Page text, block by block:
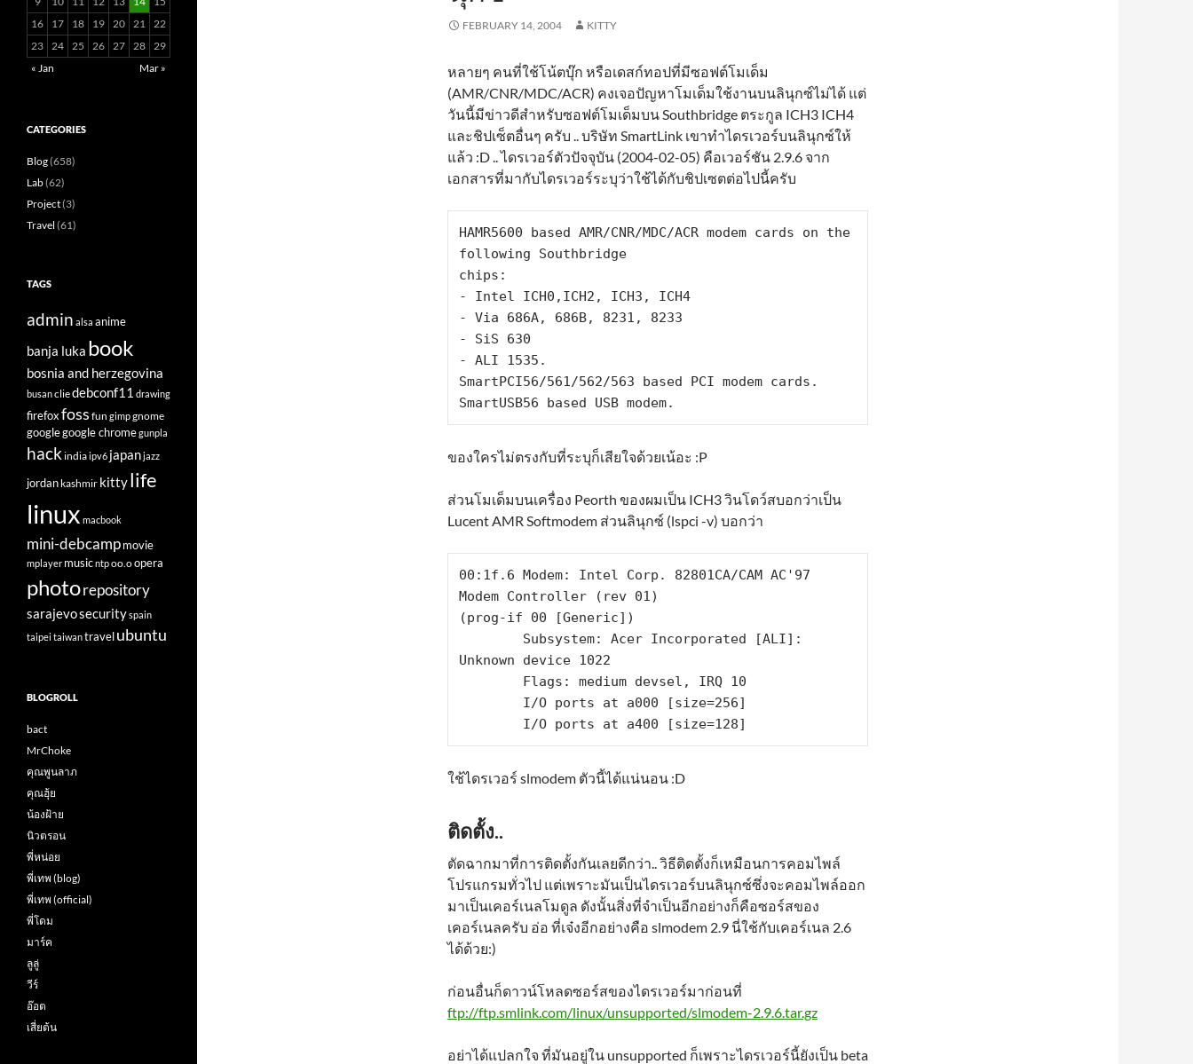
FEBRUARY 14, 2004 KITTY
หลายๆ คนที่ใช้โน้ตบุ๊ก หรือเดสก์ทอปที่มีซอฟต์โมเด็ม
(AMR/CNR/MDC/ACR) คงเจอปัญหาโมเด็มใช้งานบนลินุกซ์ไม่ได้ แต่
วันนี้มีข่าวดีสำหรับซอฟต์โมเด็มบน Southbridge ตระกูล ICH3 ICH4
และชิปเซ็ตอื่นๆ ครับ .. บริษัท SmartLink เขาทำไดรเวอร์บนลินุกซ์ให้
แล้ว :D .. ไดรเวอร์ตัวปัจจุบัน (2004-02-05) คือเวอร์ชัน 2.9.6 จาก
เอกสารที่มากับไดรเวอร์ระบุว่าใช้ได้กับชิปเซตต่อไปนี้ครับ
HAMR5600 based AMR/CNR/MDC/ACR modem cards on the
following Southbridge
chips:
- Intel ICH0,ICH2, ICH3, ICH4
- Via 686A, 686B, 8231, 8233
- SiS 630
- ALI 1535.
SmartPCI56/561/562/563 based PCI modem cards.
SmartUSB56 based USB modem.
ของใครไม่ตรงกับที่ระบุก็เสียใจด้วยเน้อะ :P
ส่วนโมเด็มบนเครื่อง Peorth ของผมเป็น ICH3 วินโดว์สบอกว่าเป็น
Lucent AMR Softmodem ส่วนลินุกซ์ (lspci -v) บอกว่า
00:1f.6 Modem: Intel Corp. 82801CA/CAM AC'97
Modem Controller (rev 01)
(prog-if 00 [Generic])
Unknown device 1022
        I/O ports at a400 [size=128]
ใช้ไดรเวอร์ slmodem ตัวนี้ได้แน่นอน :D
ติดตั้ง..
ตัดฉากมาที่การติดตั้งกันเลยดีกว่า.. วิธีติดตั้งก็เหมือนการคอมไพล์
โปรแกรมทั่วไป แต่เพราะมันเป็นไดรเวอร์บนลินุกซ์ซึ่งจะคอมไพล์ออก
มาเป็นเคอร์เนลโมดูล ดังนั้นสิ่งที่จำเป็นอีกอย่างก็คือซอร์สของ
เคอร์เนลครับ อ่อ ที่เจ๋งอีกอย่างคือ slmodem 2.9 นี่ใช้กับเคอร์เนล 2.6
ได้ด้วย:)
ก่อนอื่นก็ดาวน์โหลดซอร์สของไดรเวอร์มาก่อนที่
ftp://ftp.smlink.com/linux/unsupported/slmodem-2.9.6.tar.gz
อย่าได้แปลกใจ ที่มันอยู่ใน unsupported ก็เพราะไดรเวอร์นี้ยังเป็น beta
16
17 18 19 20 21 22
23 24 25 26 27 28 29
« Jan
Mar »
CATEGORIES
Blog(658)
Lab(62)
Project(3)
Travel (61)
TAGS
admin alsa anime
banja luka book
bosnia and herzegovina
busancliedebconf11 drawing
firefoxfoss fun gimpgnome
googlegoogle chromegunpla
hackindiaipv6 japanjazz
jordankashmir kittylife
linux macbook
mini-debcampmovie
mplayer musicntpoo.oopera
photorepository
sarajevosecurityspain
taipei taiwantravelubuntu
BLOGROLL
bact
MrChoke
คุณพูนลาภ
คุณฮุ้ย
น้องฝ้าย
นิวตรอน
พี่หน่อย
พี่เทพ (blog)
พี่เทพ (official)
พี่โดม
มาร์ค
ลูลู่
วีร์
อ๊อต
เสี่ยต้น